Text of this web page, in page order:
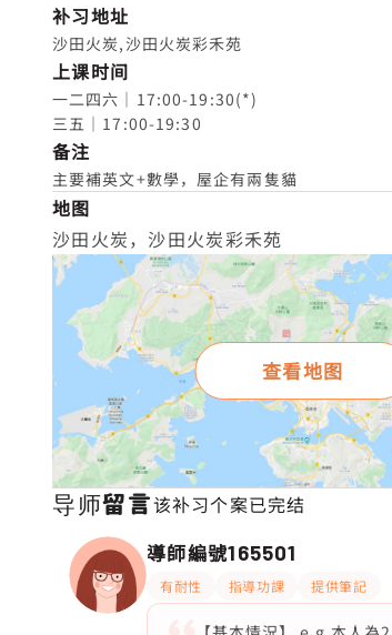
补习地址
沙田火炭,沙田火炭彩禾苑
上课时间
一二四六｜17:00-19:30(*)
三五｜17:00-19:30
备注
主要補英文+數學，屋企有兩隻貓
地图
沙田火炭，沙田火炭彩禾苑
查看地图
导师留言该补习个案已完结
導師編號165501
有耐性 指導功課 提供筆記